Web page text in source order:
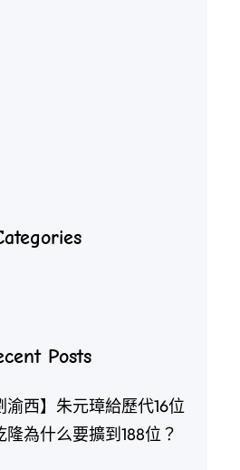
Posts
渝西】朱元璋給歷代16位
為什么要擴到188位？